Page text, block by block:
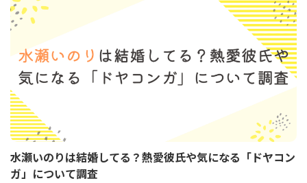
水瀬いのりは結婚してる？熱愛彼氏や気になる「ドヤコン
ガ」について調査